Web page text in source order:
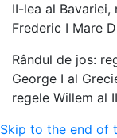
II-lea al
Frederic I Mare
Rândul de jos:
George I al
regele Willem al
Skip to the end of